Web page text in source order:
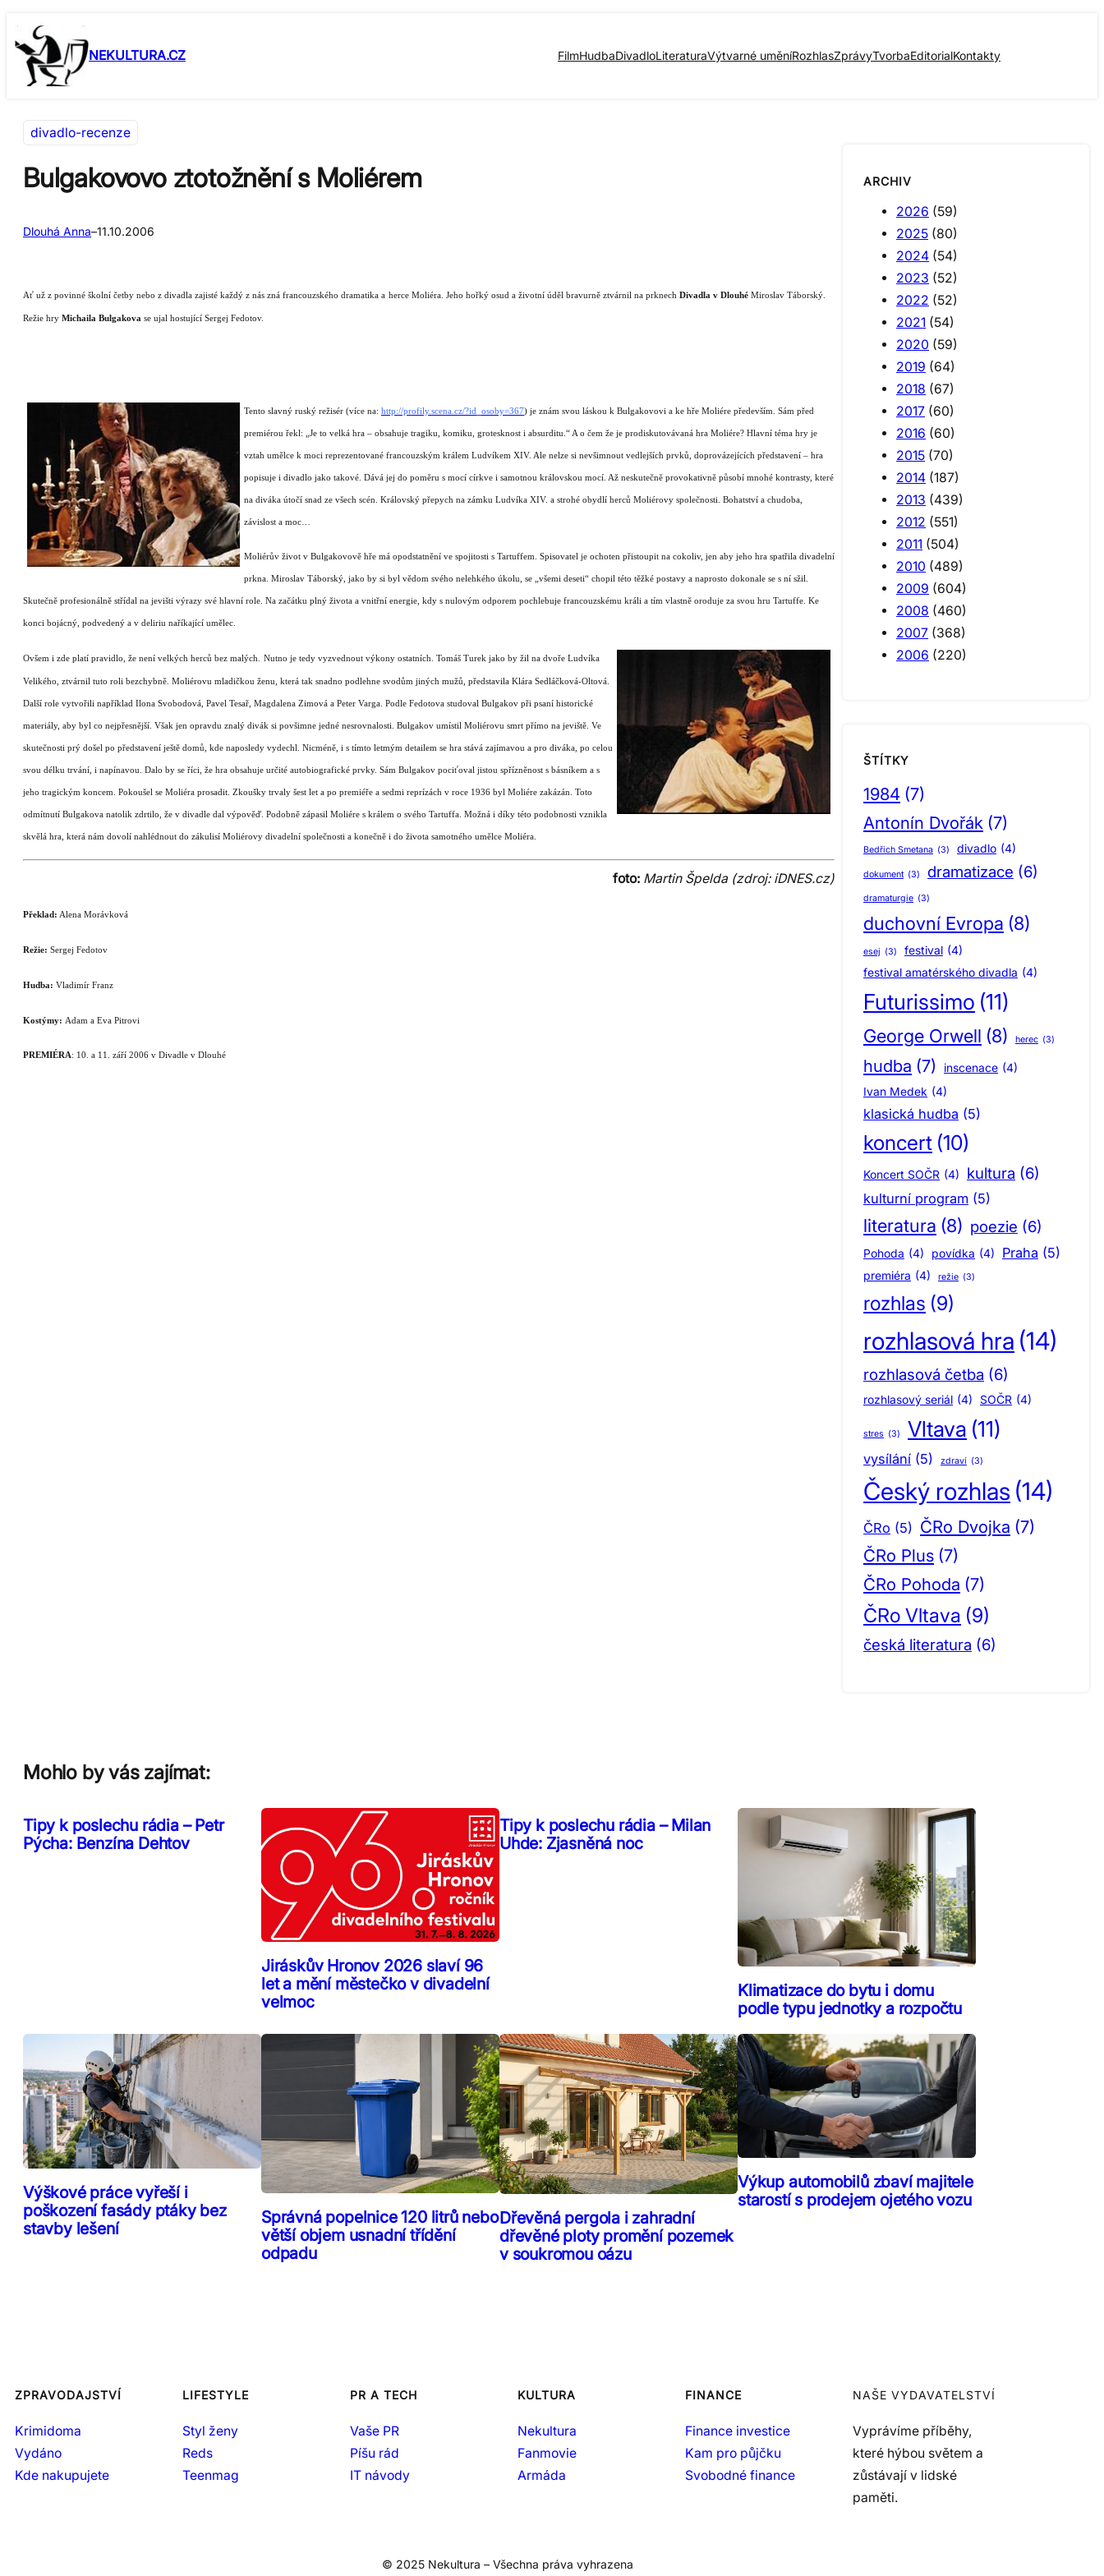
Přeskočit
na
obsah
Skip
to
content
NEKULTURA.CZ FilmHudbaDivadloLiteraturaVýtvarné uměníRozhlasZprávyTvorbaEditorialKontakty
divadlo-recenze
Bulgakovovo ztotožnění s Moliérem
Dlouhá Anna–11.10.2006
Ať už z povinné školní četby nebo z divadla zajisté každý z nás zná francouzského dramatika a herce Moliéra. Jeho hořký osud a životní úděl bravurně ztvárnil na prknech Divadla v Dlouhé Miroslav Táborský.
Režie hry Michaila Bulgakova se ujal hostující Sergej Fedotov.
Tento slavný ruský režisér (více na: http://profily.scena.cz/?id_osoby=367) je znám svou láskou k Bulgakovovi a ke hře Moliére především. Sám před
premiérou řekl: „Je to velká hra – obsahuje tragiku, komiku, grotesknost i absurditu.“ A o čem že je prodiskutovávaná hra Moliére? Hlavní téma hry je
vztah umělce k moci reprezentované francouzským králem Ludvíkem XIV. Ale nelze si nevšimnout vedlejších prvků, doprovázejících představení – hra
popisuje i divadlo jako takové. Dává jej do poměru s mocí církve i samotnou královskou mocí. Až neskutečně provokativně působí mnohé kontrasty, které
na diváka útočí snad ze všech scén. Královský přepych na zámku Ludvíka XIV. a strohé obydlí herců Moliérovy společnosti. Bohatství a chudoba,
závislost a moc…
Moliérův život v Bulgakovově hře má opodstatnění ve spojitosti s Tartuffem. Spisovatel je ochoten přistoupit na cokoliv, jen aby jeho hra spatřila divadelní
prkna. Miroslav Táborský, jako by si byl vědom svého nelehkého úkolu, se „všemi deseti“ chopil této těžké postavy a naprosto dokonale se s ní sžil.
Skutečně profesionálně střídal na jevišti výrazy své hlavní role. Na začátku plný života a vnitřní energie, kdy s nulovým odporem pochlebuje francouzskému králi a tím vlastně oroduje za svou hru Tartuffe. Ke
konci bojácný, podvedený a v deliriu naříkající umělec.
Ovšem i zde platí pravidlo, že není velkých herců bez malých. Nutno je tedy vyzvednout výkony ostatních. Tomáš Turek jako by žil na dvoře Ludvíka
Velikého, ztvárnil tuto roli bezchybně. Moliérovu mladičkou ženu, která tak snadno podlehne svodům jiných mužů, představila Klára Sedláčková-Oltová.
Další role vytvořili například Ilona Svobodová, Pavel Tesař, Magdalena Zimová a Peter Varga. Podle Fedotova studoval Bulgakov při psaní historické
materiály, aby byl co nejpřesnější. Však jen opravdu znalý divák si povšimne jedné nesrovnalosti. Bulgakov umístil Moliérovu smrt přímo na jeviště. Ve
skutečnosti prý došel po představení ještě domů, kde naposledy vydechl. Nicméně, i s tímto letmým detailem se hra stává zajímavou a pro diváka, po celou
svou délku trvání, i napínavou. Dalo by se říci, že hra obsahuje určité autobiografické prvky. Sám Bulgakov pociťoval jistou spřízněnost s básníkem a s
jeho tragickým koncem. Pokoušel se Moliéra prosadit. Zkoušky trvaly šest let a po premiéře a sedmi reprízách v roce 1936 byl Moliére zakázán. Toto
odmítnutí Bulgakova natolik zdrtilo, že v divadle dal výpověď. Podobně zápasil Moliére s králem o svého Tartuffa. Možná i díky této podobnosti vznikla
skvělá hra, která nám dovolí nahlédnout do zákulisí Moliérovy divadelní společnosti a konečně i do života samotného umělce Moliéra.
foto: Martin Špelda (zdroj: iDNES.cz)
Překlad: Alena Morávková
Režie: Sergej Fedotov
Hudba: Vladimír Franz
Kostýmy: Adam a Eva Pitrovi
PREMIÉRA: 10. a 11. září 2006 v Divadle v Dlouhé
ARCHIV
2026 (59)
2025 (80)
2024 (54)
2023 (52)
2022 (52)
2021 (54)
2020 (59)
2019 (64)
2018 (67)
2017 (60)
2016 (60)
2015 (70)
2014 (187)
2013 (439)
2012 (551)
2011 (504)
2010 (489)
2009 (604)
2008 (460)
2007 (368)
2006 (220)
ŠTÍTKY
1984 (7)
Antonín Dvořák (7)
Bedřich Smetana (3) divadlo (4)
dokument (3) dramatizace (6)
dramaturgie (3)
duchovní Evropa (8)
esej (3) festival (4)
festival amatérského divadla (4)
Futurissimo (11)
George Orwell (8) herec (3)
hudba (7) inscenace (4)
Ivan Medek (4)
klasická hudba (5)
koncert (10)
Koncert SOČR (4) kultura (6)
kulturní program (5)
literatura (8) poezie (6)
Pohoda (4) povídka (4) Praha (5)
premiéra (4) režie (3)
rozhlas (9)
rozhlasová hra (14)
rozhlasová četba (6)
rozhlasový seriál (4) SOČR (4)
stres (3) Vltava (11)
vysílání (5) zdraví (3)
Český rozhlas (14)
ČRo (5) ČRo Dvojka (7)
ČRo Plus (7)
ČRo Pohoda (7)
ČRo Vltava (9)
česká literatura (6)
Mohlo by vás zajímat:
Tipy k poslechu rádia – Petr
Pýcha: Benzína Dehtov
Jiráskův Hronov 2026 slaví 96
let a mění městečko v divadelní
velmoc
Tipy k poslechu rádia – Milan
Uhde: Zjasněná noc
Klimatizace do bytu i domu
podle typu jednotky a rozpočtu
Výškové práce vyřeší i
poškození fasády ptáky bez
stavby lešení
Správná popelnice 120 litrů nebo
větší objem usnadní třídění
odpadu
Dřevěná pergola i zahradní
dřevěné ploty promění pozemek
v soukromou oázu
Výkup automobilů zbaví majitele
starostí s prodejem ojetého vozu
ZPRAVODAJSTVÍ
Krimidoma
Vydáno
Kde nakupujete
LIFESTYLE
Styl ženy
Reds
Teenmag
PR A TECH
Vaše PR
Píšu rád
IT návody
KULTURA
Nekultura
Fanmovie
Armáda
FINANCE
Finance investice
Kam pro půjčku
Svobodné finance
NAŠE VYDAVATELSTVÍ
Vyprávíme příběhy,
které hýbou světem a
zůstávají v lidské
paměti.
© 2025 Nekultura – Všechna práva vyhrazena